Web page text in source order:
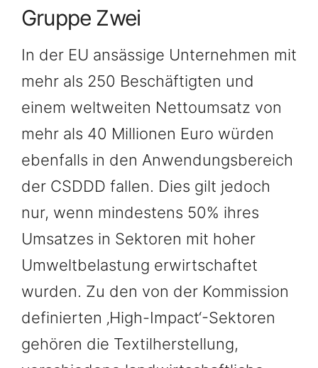
Gruppe Zwei
In der EU ansässige Unternehmen mit
mehr als 250 Beschäftigten und
einem weltweiten Nettoumsatz von
mehr als 40 Millionen Euro würden
ebenfalls in den Anwendungsbereich
der CSDDD fallen. Dies gilt jedoch
nur, wenn mindestens 50% ihres
Umsatzes in Sektoren mit hoher
Umweltbelastung erwirtschaftet
wurden. Zu den von der Kommission
definierten ‚High-Impact‘-Sektoren
gehören die Textilherstellung,